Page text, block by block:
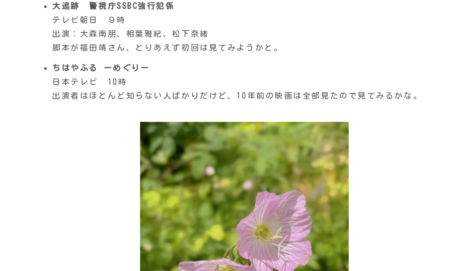
大追跡 警視庁SSBC強行犯係
テレビ朝日 ９時
出演：大森南朋、相葉雅紀、松下奈緒
脚本が福田靖さん、とりあえず初回は見てみようかと。
ちはやふる ーめぐりー
日本テレビ 10時
出演者はほとんど知らない人ばかりだけど、10年前の映画は全部見たので見てみるかな。